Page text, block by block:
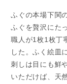
ふぐの本場下関
ふぐを贅沢にた
職人が1枚1枚丁
した。ふく絵皿
刺しは目にも鮮
いただけば、天